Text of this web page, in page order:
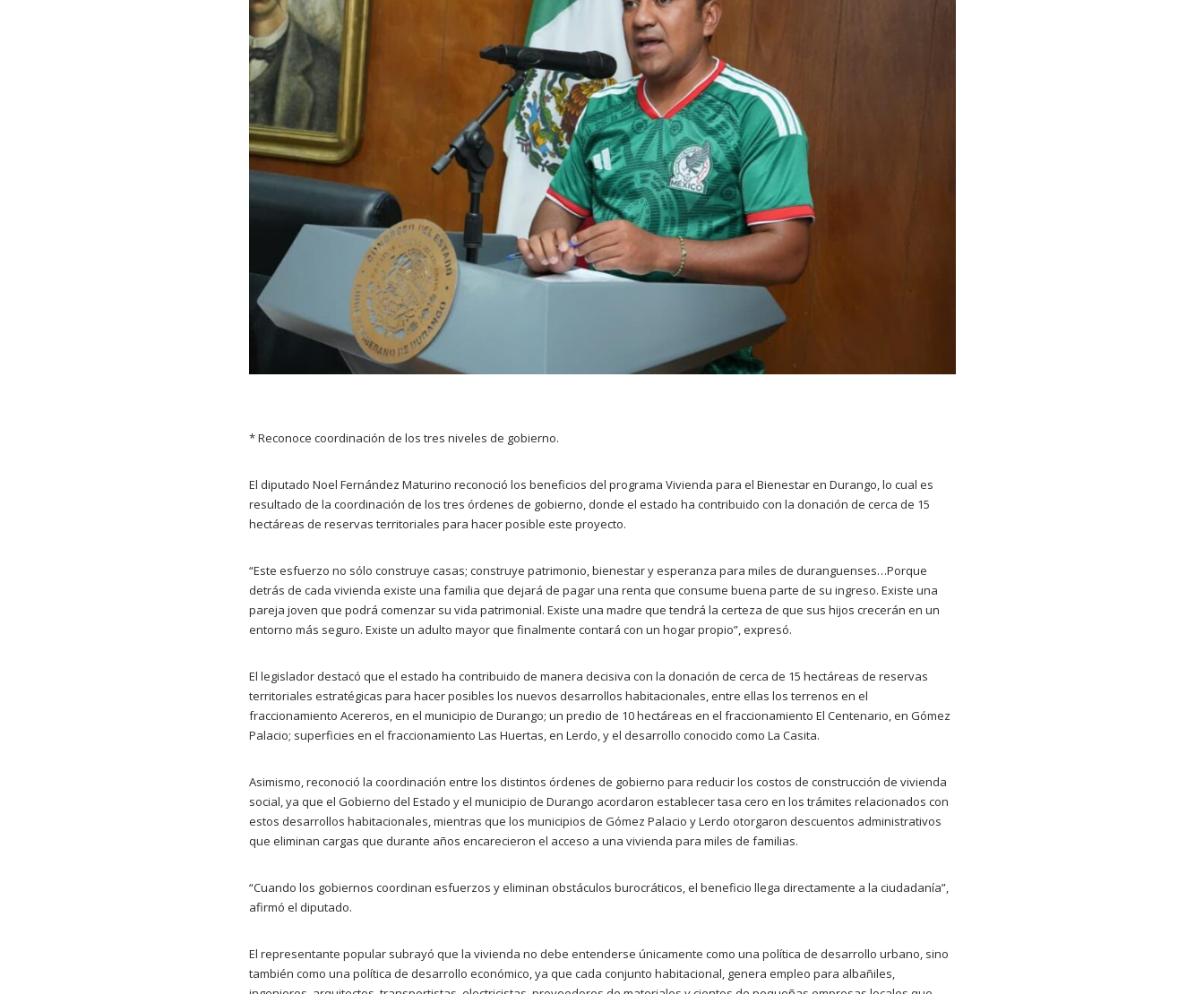
* Reconoce coordinación de los tres niveles de gobierno.
El diputado Noel Fernández Maturino reconoció los beneficios del programa Vivienda para el Bienestar en Durango, lo cual es
resultado de la coordinación de los tres órdenes de gobierno, donde el estado ha contribuido con la donación de cerca de 15
hectáreas de reservas territoriales para hacer posible este proyecto.
“Este esfuerzo no sólo construye casas; construye patrimonio, bienestar y esperanza para miles de duranguenses…Porque
detrás de cada vivienda existe una familia que dejará de pagar una renta que consume buena parte de su ingreso. Existe una
pareja joven que podrá comenzar su vida patrimonial. Existe una madre que tendrá la certeza de que sus hijos crecerán en un
entorno más seguro. Existe un adulto mayor que finalmente contará con un hogar propio”, expresó.
El legislador destacó que el estado ha contribuido de manera decisiva con la donación de cerca de 15 hectáreas de reservas
territoriales estratégicas para hacer posibles los nuevos desarrollos habitacionales, entre ellas los terrenos en el
fraccionamiento Acereros, en el municipio de Durango; un predio de 10 hectáreas en el fraccionamiento El Centenario, en Gómez
Palacio; superficies en el fraccionamiento Las Huertas, en Lerdo, y el desarrollo conocido como La Casita.
Asimismo, reconoció la coordinación entre los distintos órdenes de gobierno para reducir los costos de construcción de vivienda
social, ya que el Gobierno del Estado y el municipio de Durango acordaron establecer tasa cero en los trámites relacionados con
estos desarrollos habitacionales, mientras que los municipios de Gómez Palacio y Lerdo otorgaron descuentos administrativos
que eliminan cargas que durante años encarecieron el acceso a una vivienda para miles de familias.
“Cuando los gobiernos coordinan esfuerzos y eliminan obstáculos burocráticos, el beneficio llega directamente a la ciudadanía”,
afirmó el diputado.
El representante popular subrayó que la vivienda no debe entenderse únicamente como una política de desarrollo urbano, sino
también como una política de desarrollo económico, ya que cada conjunto habitacional, genera empleo para albañiles,